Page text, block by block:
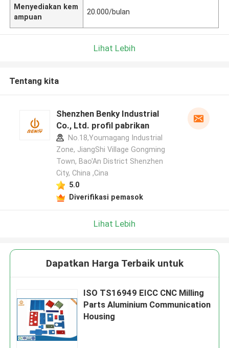
Menyediakan kem
ampuan
20.000/bulan
Lihat Lebih
Tentang kita
Shenzhen Benky Industrial
Co., Ltd. profil pabrikan
No.18,Youmagang Industrial
Zone, JiangShi Village Gongming
Town, Bao'An District Shenzhen
City, China ,Cina
5.0
Diverifikasi pemasok
Lihat Lebih
Dapatkan Harga Terbaik untuk
ISO TS16949 EICC CNC Milling
Parts Aluminium Communication
Housing